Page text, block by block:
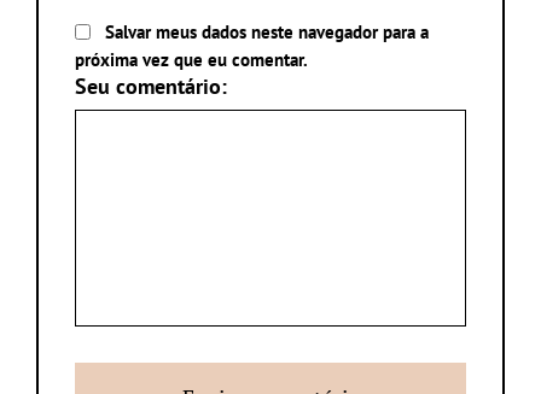
Salvar meus dados neste navegador para a
próxima vez que eu comentar.
Seu comentário: